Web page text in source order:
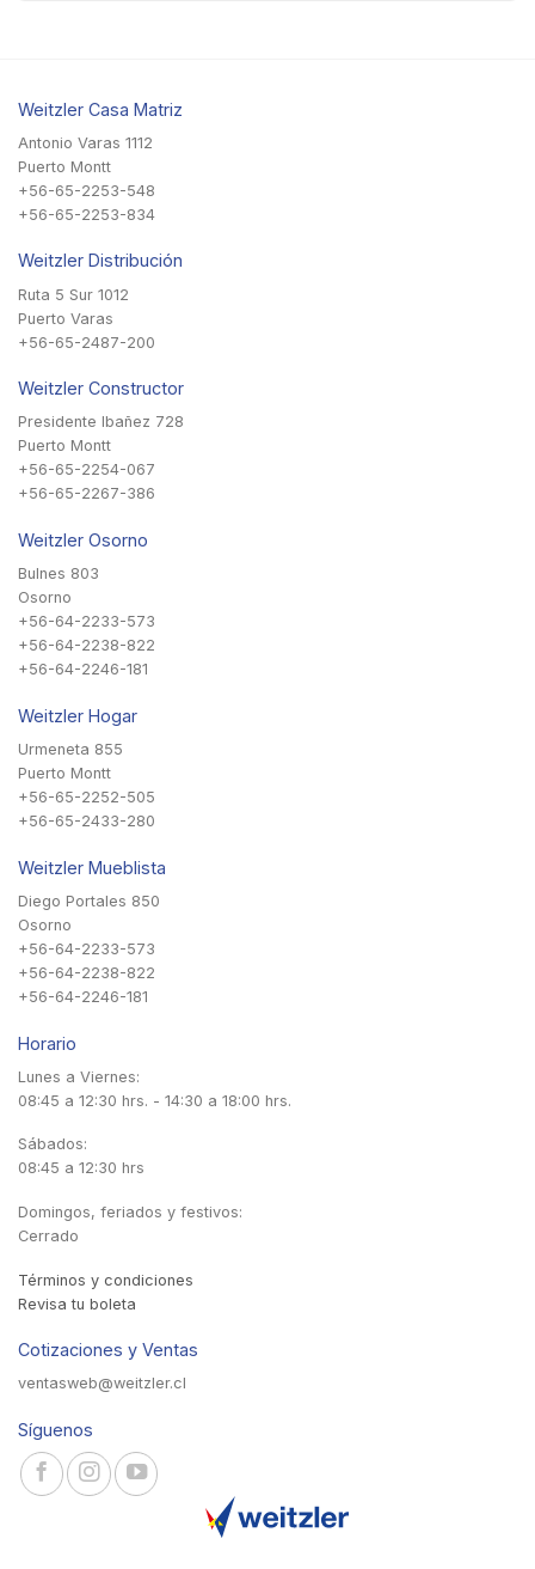
Weitzler Casa Matriz
Antonio Varas 1112
Puerto Montt
+56-65-2253-548
+56-65-2253-834
Weitzler Distribución
Ruta 5 Sur 1012
Puerto Varas
+56-65-2487-200
Weitzler Constructor
Presidente Ibañez 728
Puerto Montt
+56-65-2254-067
+56-65-2267-386
Weitzler Osorno
Bulnes 803
Osorno
+56-64-2233-573
+56-64-2238-822
+56-64-2246-181
Weitzler Hogar
Urmeneta 855
Puerto Montt
+56-65-2252-505
+56-65-2433-280
Weitzler Mueblista
Diego Portales 850
Osorno
+56-64-2233-573
+56-64-2238-822
+56-64-2246-181
Horario
Lunes a Viernes:
08:45 a 12:30 hrs. - 14:30 a 18:00 hrs.
Sábados:
08:45 a 12:30 hrs
Domingos, feriados y festivos:
Cerrado
Términos y condiciones
Revisa tu boleta
Cotizaciones y Ventas
ventasweb@weitzler.cl
Síguenos